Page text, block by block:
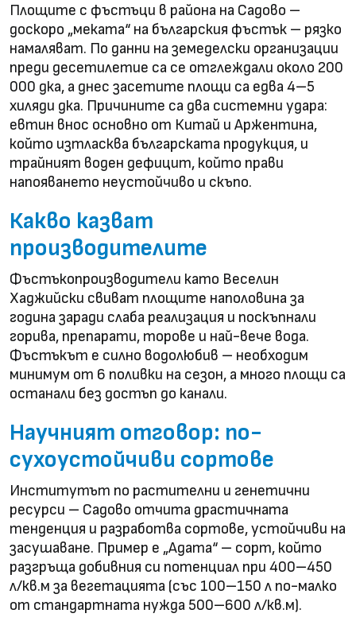
Площите с фъстъци в района на Садово –
доскоро „меката“ на българския фъстък – рязко
намаляват. По данни на земеделски организации
преди десетилетие са се отглеждали около 200
000 дка, а днес засетите площи са едва 4–5
хиляди дка. Причините са два системни удара:
евтин внос основно от Китай и Аржентина,
който изтласква българската продукция, и
трайният воден дефицит, който прави
напояването неустойчиво и скъпо.
Какво казват
производителите
Фъстъкопроизводители като Веселин
Хаджийски свиват площите наполовина за
година заради слаба реализация и поскъпнали
горива, препарати, торове и най-вече вода.
Фъстъкът е силно водолюбив – необходим
минимум от 6 поливки на сезон, а много площи са
останали без достъп до канали.
Научният отговор: по-
сухоустойчиви сортове
Институтът по растителни и генетични
ресурси – Садово отчита драстичната
тенденция и разработва сортове, устойчиви на
засушаване. Пример е „Адата“ – сорт, който
разгръща добивния си потенциал при 400–450
л/кв.м за вегетацията (със 100–150 л по-малко
от стандартната нужда 500–600 л/кв.м).